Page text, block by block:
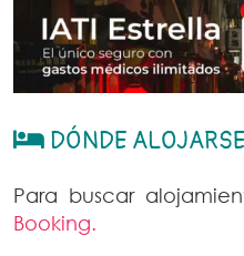
DÓNDE
Para buscar
Booking.